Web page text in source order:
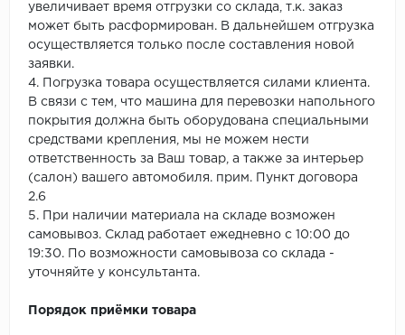
увеличивает время отгрузки со склада, т.к. заказ
может быть расформирован. В дальнейшем отгрузка
осуществляется только после составления новой
заявки.
4. Погрузка товара осуществляется силами клиента.
В связи с тем, что машина для перевозки напольного
покрытия должна быть оборудована специальными
средствами крепления, мы не можем нести
ответственность за Ваш товар, а также за интерьер
(салон) вашего автомобиля. прим. Пункт договора
2.6
5. При наличии материала на складе возможен
самовывоз. Склад работает ежедневно с 10:00 до
19:30. По возможности самовывоза со склада -
уточняйте у консультанта.
Порядок приёмки товара